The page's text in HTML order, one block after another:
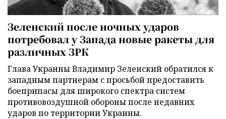
Зеленский после ночных ударов
потребовал у Запада новые ракеты для
различных ЗРК
Глава Украины Владимир Зеленский обратился к
западным партнерам с просьбой предоставить
боеприпасы для широкого спектра систем
противовоздушной обороны после недавних
ударов по территории Украины.